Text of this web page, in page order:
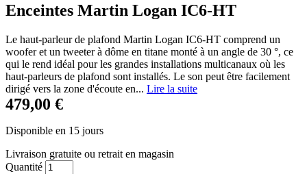
Enceintes Martin Logan IC6-HT
Le haut-parleur de plafond Martin Logan IC6-HT comprend un
woofer et un tweeter à dôme en titane monté à un angle de 30 °, ce
qui le rend idéal pour les grandes installations multicanaux où les
haut-parleurs de plafond sont installés. Le son peut être facilement
dirigé vers la zone d'écoute en... Lire la suite
479,00 €
Disponible en 15 jours
Livraison gratuite ou retrait en magasin
Quantité